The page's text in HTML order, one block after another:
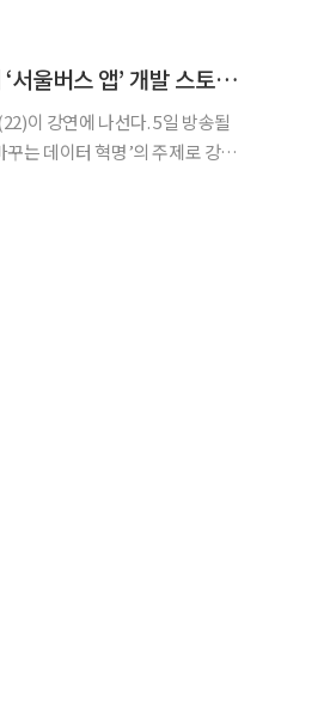
프로그래머 유주완, ‘창조클럽 199’서 18세에 ‘서울버스 앱’ 개발 스토리 공개
에 나선다. 5일 방송될
는 데이터 혁명’의 주제로 강연